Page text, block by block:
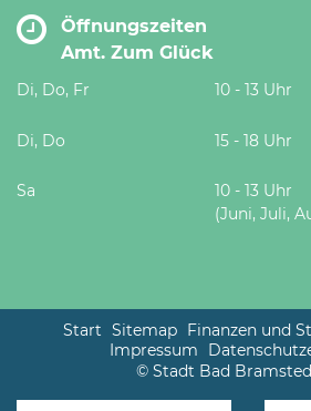
Öffnungszeiten
Amt. Zum Glück
Di, Do, Fr 10 - 13 Uhr
Di, Do 15 - 18 Uhr
Sa
10 - 13 Uhr
(Juni, Juli,
Start Sitemap Finanzen und
Impressum
© Stadt Bad